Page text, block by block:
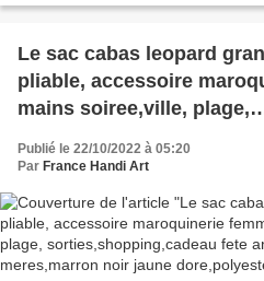
Le sac cabas leopard
pliable, accessoire
mains soiree,ville, plage,
sorties,shopping,cadeau
noel,fete des
Publié le 22/10/2022 à 05:20
Par France Handi Art